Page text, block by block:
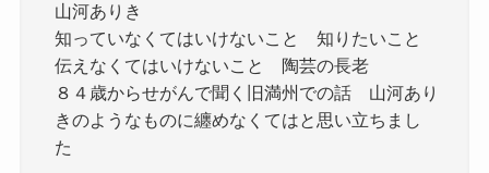
山河ありき
知っていなくてはいけないこと 知りたいこと
伝えなくてはいけないこと 陶芸の長老
８４歳からせがんで聞く旧満州での話 山河あり
きのようなものに纏めなくてはと思い立ちまし
た